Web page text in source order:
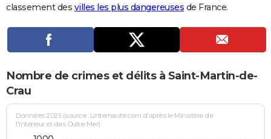
COPAINS D'AVANT
Se connecter
Entreprises
Service militaire
Avis de recherche
AVIS DE DÉCÈS
classement des villes les plus dangereuses de France.
Nombre de crimes et délits à Saint-Martin-de-
Crau
Données 2025 (source : Linternaute.com d'après le Ministère de
l'Intérieur et des Outre-Mer)